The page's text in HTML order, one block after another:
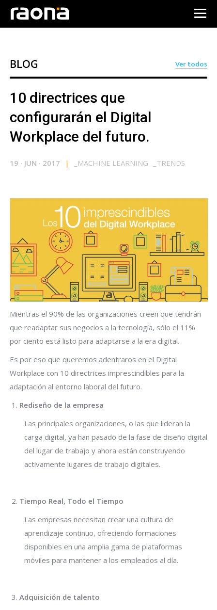
BLOG Ver todos
10 directrices que
configurarán el Digital
Workplace del futuro.
19 · JUN · 2017 | MACHINE LEARNING TRENDS
Mientras el 90% de las organizaciones creen que tendrán
que readaptar sus negocios a la tecnología, sólo el 11%
por ciento está listo para adaptarse a la era digital.
Es por eso que queremos adentraros en el Digital
Workplace con 10 directrices imprescindibles para la
adaptación al entorno laboral del futuro.
Rediseño de la empresa
Las principales organizaciones, o las que lideran la
carga digital, ya han pasado de la fase de diseño digital
del lugar de trabajo y ahora están construyendo
activamente lugares de trabajo digitales.
Tiempo Real, Todo el Tiempo
Las empresas necesitan crear una cultura de
aprendizaje continuo, ofreciendo formaciones
disponibles en una amplia gama de plataformas
móviles para mantener a los empleados al día.
Adquisición de talento